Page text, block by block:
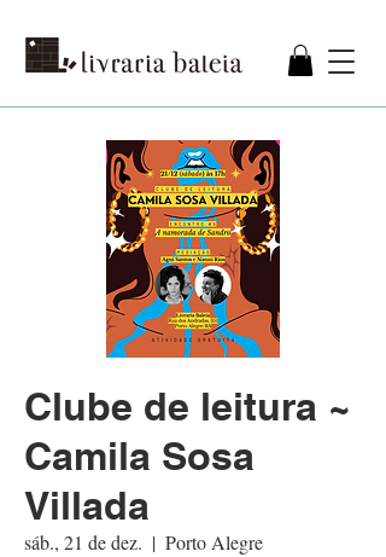
Clube de leitura ~
Camila Sosa
Villada
sáb., 21 de dez.
  |
Porto Alegre